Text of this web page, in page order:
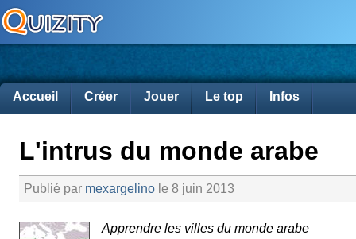
Accueil Créer Jouer Le top Infos
L'intrus du monde arabe
Publié par mexargelino le 8 juin 2013
Apprendre les villes du monde arabe